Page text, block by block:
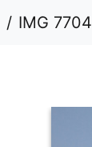
IMG 7704